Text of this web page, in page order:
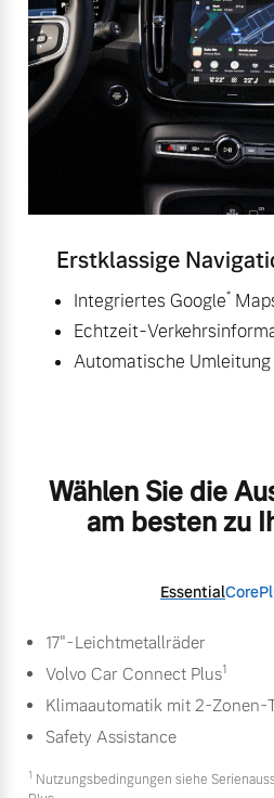
Erstklassige
Integriertes Google*
Echtzeit-
Automatische Umleitung
Wählen Sie die
am besten zu
EssentialCore
17"-Leichtmetallräder
Volvo Car Connect Plus1
Klimaautomatik mit 2-Zonen-
Safety Assistance
1 Nutzungsbedingungen siehe